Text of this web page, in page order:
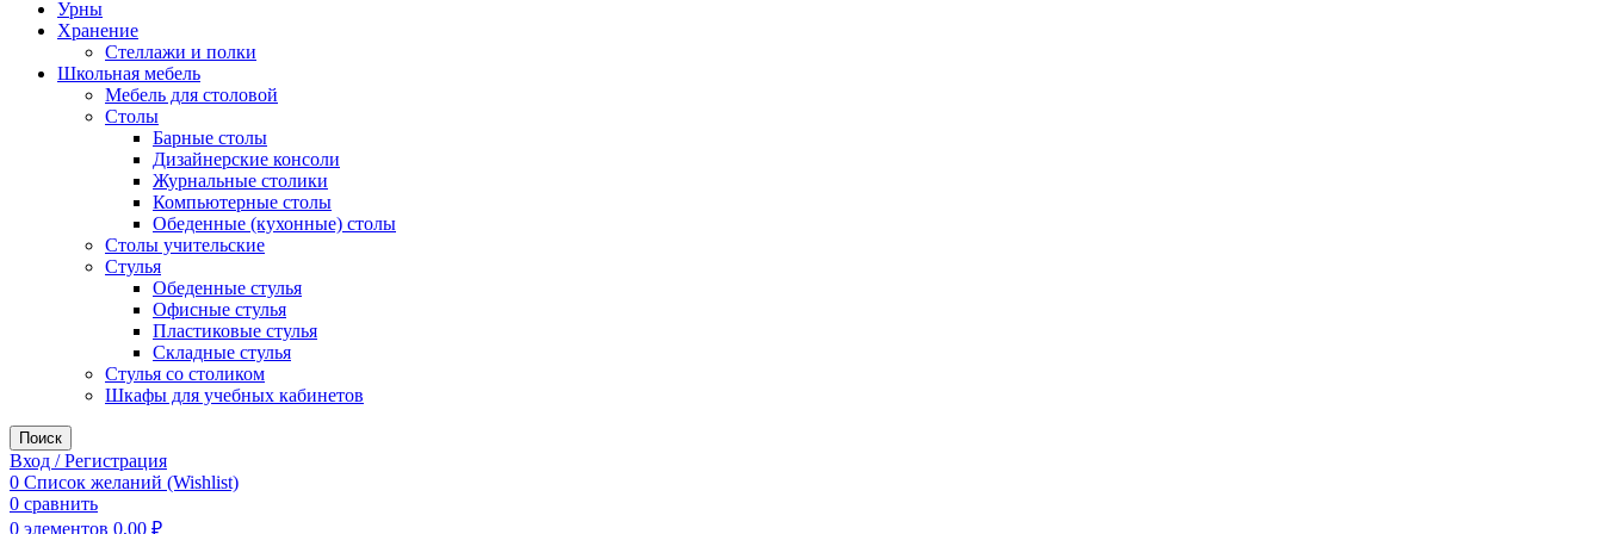
Урны
Хранение
Стеллажи и полки
Школьная мебель
Мебель для столовой
Столы
Барные столы
Дизайнерские консоли
Журнальные столики
Компьютерные столы
Обеденные (кухонные) столы
Столы учительские
Стулья
Обеденные стулья
Офисные стулья
Пластиковые стулья
Складные стулья
Стулья со столиком
Шкафы для учебных кабинетов
Поиск
Вход / Регистрация
0 Список желаний (Wishlist)
0 сравнить
0 элементов 0,00 ₽